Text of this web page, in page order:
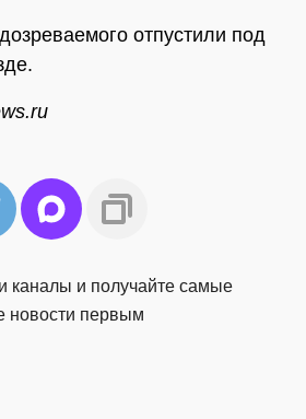
отпустили под
каналы и получайте самые
новости первым